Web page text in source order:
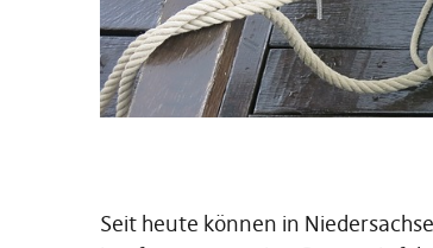
Seit heute können in